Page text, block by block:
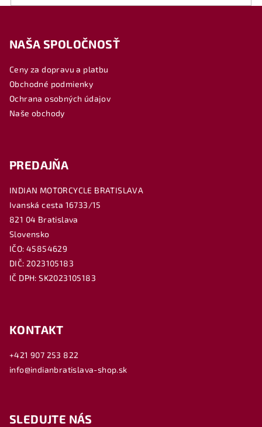
NAŠA SPOLOČNOSŤ
Ceny za dopravu a platbu
Obchodné podmienky
Ochrana osobných údajov
Naše obchody
PREDAJŇA
INDIAN MOTORCYCLE BRATISLAVA
Ivanská cesta 16733/15
821 04 Bratislava
Slovensko
IČO: 45854629
DIČ: 2023105183
IČ DPH: SK2023105183
KONTAKT
+421 907 253 822
info@indianbratislava-shop.sk
SLEDUJTE NÁS